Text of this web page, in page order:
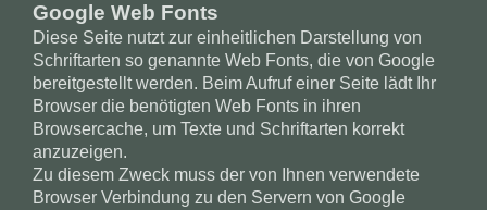
Google Web Fonts
Diese Seite nutzt zur einheitlichen Darstellung von
Schriftarten so genannte Web Fonts, die von Google
bereitgestellt werden. Beim Aufruf einer Seite lädt Ihr
Browser die benötigten Web Fonts in ihren
Browsercache, um Texte und Schriftarten korrekt
anzuzeigen.
Zu diesem Zweck muss der von Ihnen verwendete
Browser Verbindung zu den Servern von Google